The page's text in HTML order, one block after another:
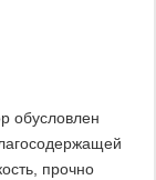
обусловлен
прочно